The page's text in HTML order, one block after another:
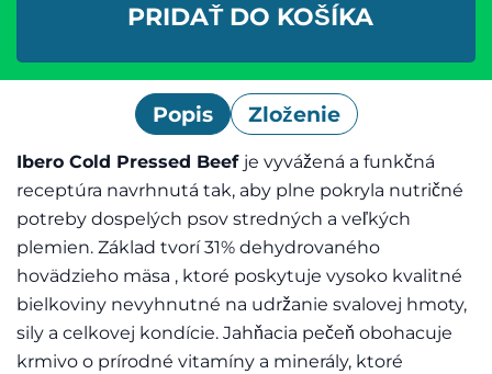
PRIDAŤ DO KOŠÍKA
Popis Zloženie
Ibero Cold Pressed Beef je vyvážená a funkčná
receptúra navrhnutá tak, aby plne pokryla nutričné
potreby dospelých psov stredných a veľkých
plemien. Základ tvorí 31% dehydrovaného
hovädzieho mäsa , ktoré poskytuje vysoko kvalitné
bielkoviny nevyhnutné na udržanie svalovej hmoty,
sily a celkovej kondície. Jahňacia pečeň obohacuje
krmivo o prírodné vitamíny a minerály, ktoré